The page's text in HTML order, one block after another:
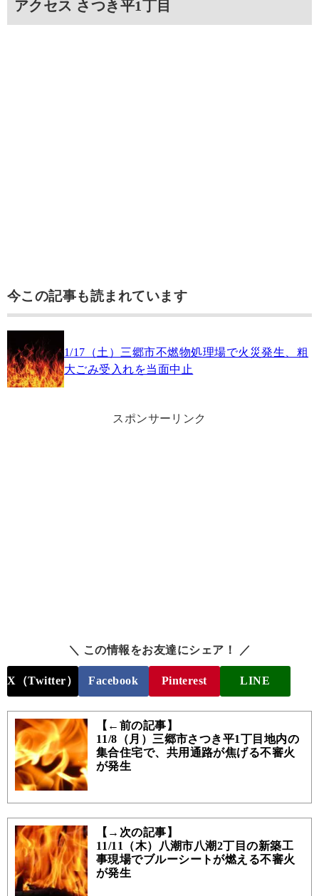
アクセス さつき平1丁目
今この記事も読まれています
1/17（土）三郷市不燃物処理場で火災発生、粗
大ごみ受入れを当面中止
スポンサーリンク
＼ この情報をお友達にシェア！ ／
X（Twitter） Facebook Pinterest LINE
【←前の記事】
11/8（月）三郷市さつき平1丁目地内の
集合住宅で、共用通路が焦げる不審火
が発生
【→次の記事】
11/11（木）八潮市八潮2丁目の新築工
事現場でブルーシートが燃える不審火
が発生